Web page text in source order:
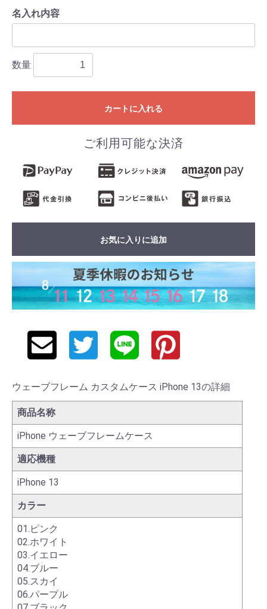
名入れ内容
数量
カートに入れる
ご利用可能な決済
お気に入りに追加
ウェーブフレーム カスタムケース iPhone 13の詳細
商品名称
iPhone ウェーブフレームケース
適応機種
iPhone 13
カラー
01.ピンク
02.ホワイト
03.イエロー
04.ブルー
05.スカイ
06.パープル